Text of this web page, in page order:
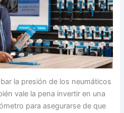
la presión de los neumáticos
vale la pena invertir en una
para asegurarse de que